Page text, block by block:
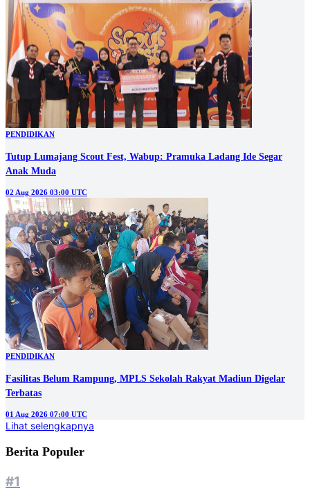
PENDIDIKAN
Tutup Lumajang Scout Fest, Wabup: Pramuka Ladang Ide Segar
Anak Muda
02 Aug 2026 03:00 UTC
PENDIDIKAN
Fasilitas Belum Rampung, MPLS Sekolah Rakyat Madiun Digelar
Terbatas
01 Aug 2026 07:00 UTC
Lihat selengkapnya
Berita Populer
#1